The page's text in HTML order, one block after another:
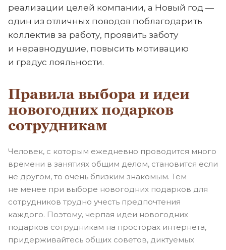
реализации целей компании, а Новый год —
один из отличных поводов поблагодарить
коллектив за работу, проявить заботу
и неравнодушие, повысить мотивацию
и градус лояльности.
Правила выбора и идеи
новогодних подарков
сотрудникам
Человек, с которым ежедневно проводится много
времени в занятиях общим делом, становится если
не другом, то очень близким знакомым. Тем
не менее при выборе новогодних подарков для
сотрудников трудно учесть предпочтения
каждого. Поэтому, черпая идеи новогодних
подарков сотрудникам на просторах интернета,
придерживайтесь общих советов, диктуемых